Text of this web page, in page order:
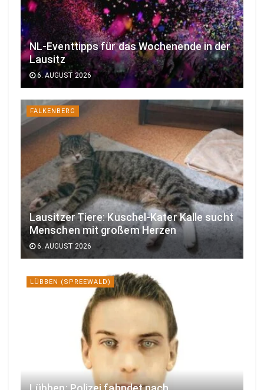
NL-Eventtipps für das Wochenende in der
Lausitz
6. AUGUST 2026
FALKENBERG
Lausitzer Tiere: Kuschel-Kater Kalle sucht
Menschen mit großem Herzen
6. AUGUST 2026
LÜBBEN (SPREEWALD)